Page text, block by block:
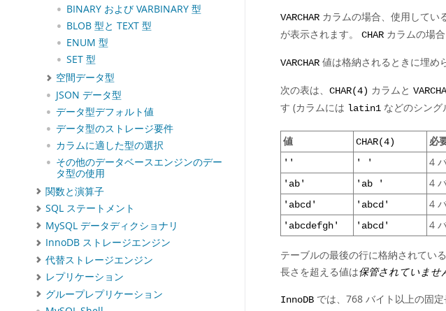
BINARY および VARBINARY 型
BLOB 型と TEXT 型
ENUM 型
SET 型
空間データ型
JSON データ型
データ型デフォルト値
データ型のストレージ要件
カラムに適した型の選択
その他のデータベースエンジンのデー
タ型の使用
関数と演算子
SQL ステートメント
MySQL データディクショナリ
InnoDB ストレージエンジン
代替ストレージエンジン
レプリケーション
グループレプリケーション
VARCHAR カラムの場合、使用してい
が表示されます。
CHAR カラムの場
VARCHAR 値は格納されるときに埋め
次の表は、 CHAR(4) カラムと
す (カラムには latin1 などのシング
値 CHAR(4) 必
'' ' ' 4
'ab' 'ab ' 4
'abcd' 'abcd' 4
'abcdefgh' 'abcd' 4
テーブルの最後の行に格納されてい
長さを超える値は保管されていませ
InnoDB では、768 バイト以上の固